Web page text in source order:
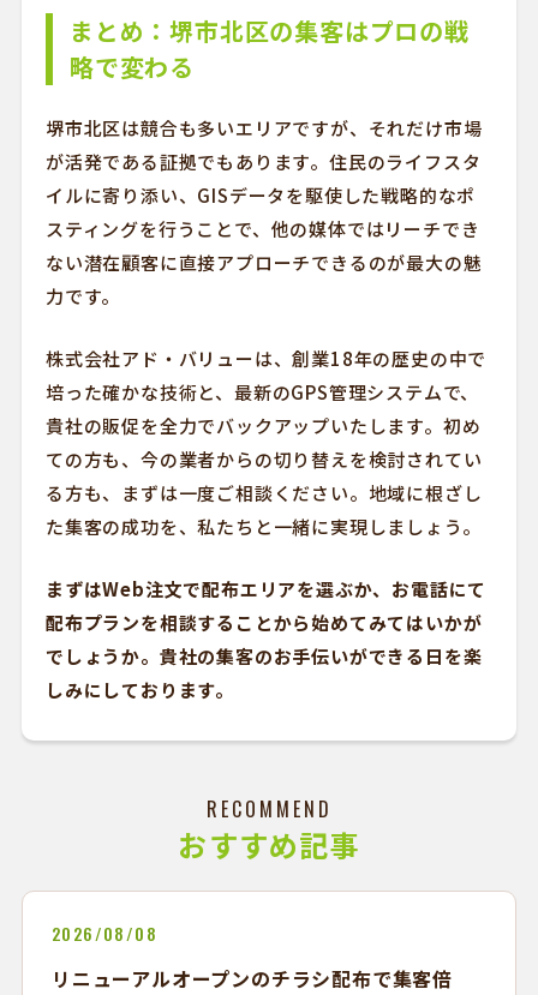
まとめ：堺市北区の集客はプロの戦
略で変わる
堺市北区は競合も多いエリアですが、それだけ市場
が活発である証拠でもあります。住民のライフスタ
イルに寄り添い、GISデータを駆使した戦略的なポ
スティングを行うことで、他の媒体ではリーチでき
ない潜在顧客に直接アプローチできるのが最大の魅
力です。
株式会社アド・バリューは、創業18年の歴史の中で
培った確かな技術と、最新のGPS管理システムで、
貴社の販促を全力でバックアップいたします。初め
ての方も、今の業者からの切り替えを検討されてい
る方も、まずは一度ご相談ください。地域に根ざし
た集客の成功を、私たちと一緒に実現しましょう。
まずはWeb注文で配布エリアを選ぶか、お電話にて
配布プランを相談することから始めてみてはいかが
でしょうか。貴社の集客のお手伝いができる日を楽
しみにしております。
RECOMMEND
おすすめ記事
2026/08/08
リニューアルオープンのチラシ配布で集客倍